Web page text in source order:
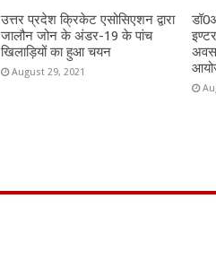
उत्तर प्रदेश क्रिकेट एसोसिएशन द्वारा
जालौन जोन के अंडर-19 के पांच
खिलाड़ियों का हुआ चयन
August 29, 2021